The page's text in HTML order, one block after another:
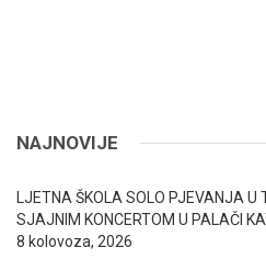
NAJNOVIJE
LJETNA ŠKOLA SOLO PJEVANJA
SJAJNIM KONCERTOM U PALAČI
8 kolovoza, 2026